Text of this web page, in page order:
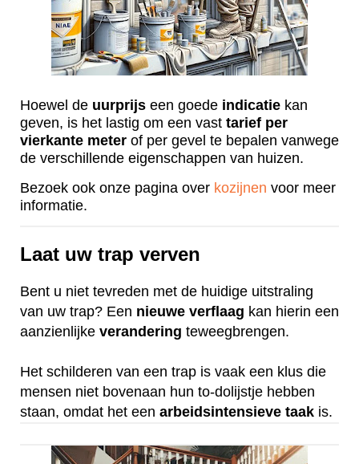
Hoewel de uurprijs een goede indicatie kan
geven, is het lastig om een vast tarief per
vierkante meter of per gevel te bepalen vanwege
de verschillende eigenschappen van huizen.
Bezoek ook onze pagina over kozijnen voor meer
informatie.
Laat uw trap verven
Bent u niet tevreden met de huidige uitstraling
van uw trap? Een nieuwe verflaag kan hierin een
aanzienlijke verandering teweegbrengen.
Het schilderen van een trap is vaak een klus die
mensen niet bovenaan hun to-dolijstje hebben
staan, omdat het een arbeidsintensieve taak is.